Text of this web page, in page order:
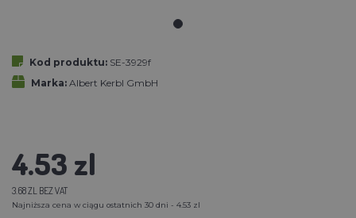
Kod produktu: SE-3929f
Marka: Albert Kerbl GmbH
4.53 zl
3.68 ZL BEZ VAT
Najniższa cena w ciągu ostatnich 30 dni - 4.53 zl